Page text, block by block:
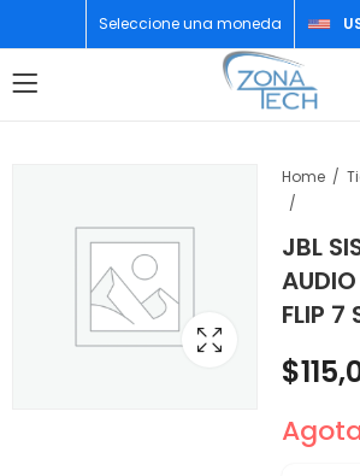
Seleccione una moneda
Home
JBL
FLIP 77
$